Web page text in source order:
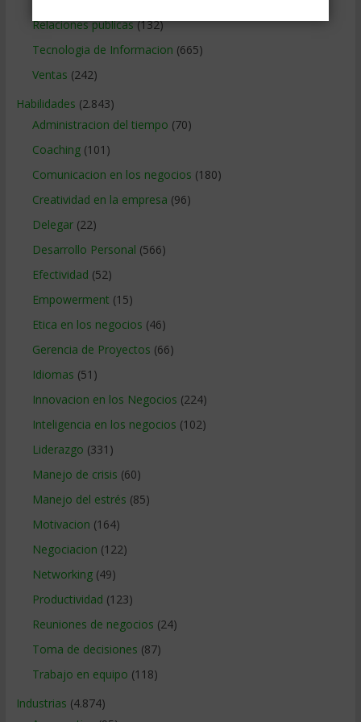
Relaciones publicas(132)
Tecnologia de Informacion (665)
Ventas (242)
Habilidades (2.843)
Administracion del tiempo (70)
Coaching(101)
Comunicacion en los negocios (180)
Creatividad en la empresa (96)
Delegar(22)
Desarrollo Personal (566)
Efectividad (52)
Empowerment (15)
Etica en los negocios (46)
Gerencia de Proyectos (66)
Idiomas (51)
Innovacion en los Negocios (224)
Inteligencia en los negocios (102)
Liderazgo (331)
Manejo de crisis (60)
Manejo del estrés (85)
Motivacion (164)
Negociacion (122)
Networking(49)
Productividad (123)
Reuniones de negocios (24)
Toma de decisiones (87)
Trabajo en equipo (118)
Industrias (4.874)